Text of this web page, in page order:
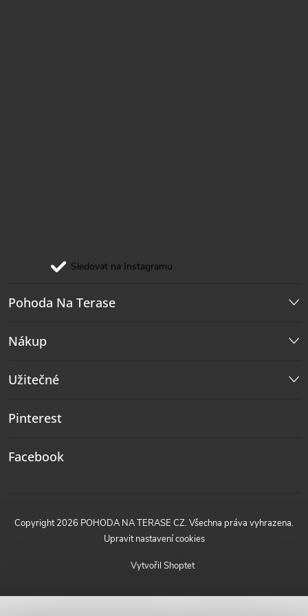
Sledovat na Instagramu
Pohoda Na Terase
Nákup
Užitečné
Pinterest
Facebook
Vytvořil Shoptet
Copyright 2026 POHODA NA TERASE CZ. Všechna práva vyhrazena.
Upravit nastavení cookies